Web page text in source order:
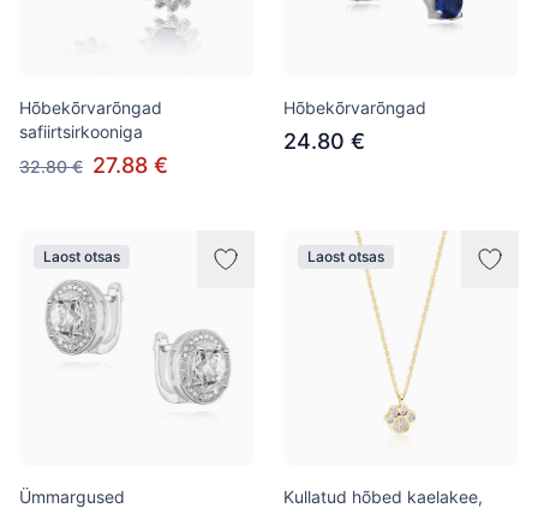
Hõbekõrvarõngad
safiirtsirkooniga
32.80 € 27.88 €
Hõbekõrvarõngad
24.80 €
Laost otsas
Ümmargused
Laost otsas
Kullatud hõbed kaelakee,